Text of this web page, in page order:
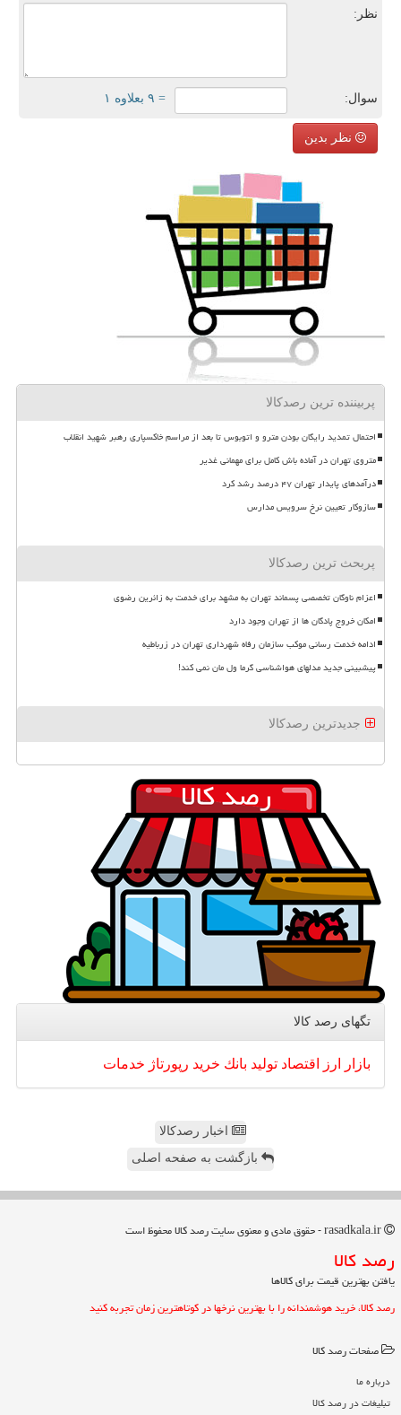
نظر:
سوال: = ۹ بعلاوه ۱
نظر بدین
پربیننده ترین رصدکالا
احتمال تمدید رایگان بودن مترو و اتوبوس تا بعد از مراسم خاکسپاری رهبر شهید انقلاب
متروی تهران در آماده باش کامل برای مهمانی غدیر
درآمدهای پایدار تهران ۴۷ درصد رشد کرد
سازوکار تعیین نرخ سرویس مدارس
پربحث ترین رصدکالا
اعزام ناوگان تخصصی پسماند تهران به مشهد برای خدمت به زائرین رضوی
امکان خروج پادگان ها از تهران وجود دارد
ادامه خدمت رسانی موکب سازمان رفاه شهرداری تهران در زرباطیه
پیشبینی جدید مدلهای هواشناسی گرما ول مان نمی کند!
جدیدترین رصدکالا
تگهای رصد كالا
بازار ارز اقتصاد تولید بانك خرید رپورتاژ خدمات
اخبار رصدکالا
بازگشت به صفحه اصلی
رصد كالا
یافتن بهترین قیمت برای کالاها
رصد کالا، خرید هوشمندانه را با بهترین نرخها در کوتاهترین زمان تجربه کنید
صفحات رصد كالا
درباره ما
تبلیغات در رصد كالا